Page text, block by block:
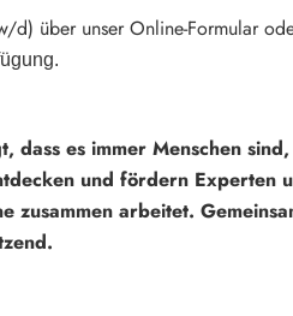
d) über unser Online-Formular
dass es immer Menschen
und fördern Experten
zusammen arbeitet.